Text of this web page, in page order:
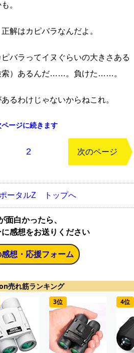
。
解はカピバラなんだよ。
バラってイヌぐらいの大きさある
）あるんだ……。負けた……。
るわけじゃないからねこれ。
ページに続きます
2 次のページ
ータルZ トップへ
面白かったら、
感想をお送りください
想・応援フォーム
売れ筋ランキング
3位 4位